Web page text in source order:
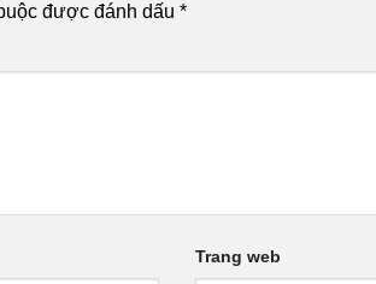
được đánh dấu *
Trang web